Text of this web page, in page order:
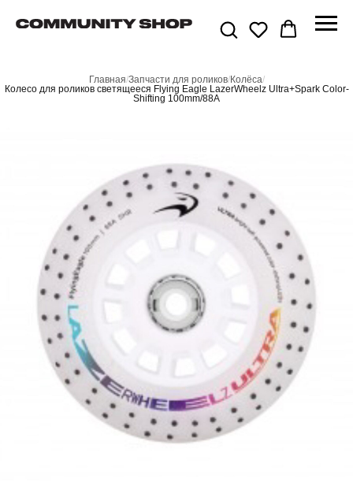
Главная/Запчасти для роликов/Колёса/
Колесо для роликов светящееся Flying Eagle LazerWheelz Ultra+Spark Color-
Shifting 100mm/88A